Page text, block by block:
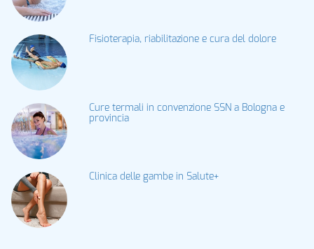
Fisioterapia, riabilitazione e cura del dolore
Cure termali in convenzione SSN a Bologna e
provincia
Clinica delle gambe in Salute+